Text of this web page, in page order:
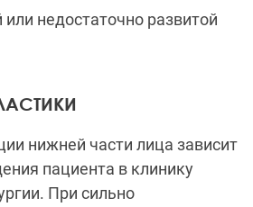
недостаточно развитой
нижней части лица зависит
пациента в клинику
При сильно